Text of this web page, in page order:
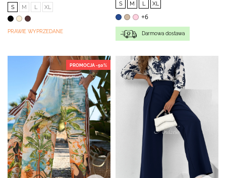
S M L XL
PRAWIE WYPRZEDANE
S M L XL
+6
Darmowa dostawa
PROMOCJA -50%